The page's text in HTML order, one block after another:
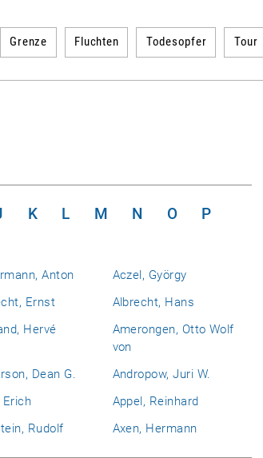
Grenze Fluchten Todesopfer Tour
K L M N O
P
Anton
Aczel, György
Ernst
Albrecht, Hans
Hervé
Amerongen, Otto Wolf
von
Dean G.
Andropow, Juri W.
Erich
Appel, Reinhard
Rudolf Axen, Hermann